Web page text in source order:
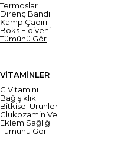
Termoslar
Direnç Bandı
Kamp Çadırı
Boks Eldiveni
Tümünü Gör
VİTAMİNLER
C Vitamini
Bağışıklık
Bitkisel Ürünler
Glukozamin Ve
Eklem Sağlığı
Tümünü Gör